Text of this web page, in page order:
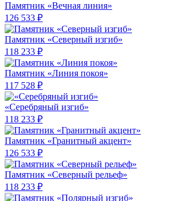
Памятник «Вечная линия»
126 533 ₽
Памятник «Северный изгиб»
118 233 ₽
Памятник «Линия покоя»
117 528 ₽
«Серебряный изгиб»
118 233 ₽
Памятник «Гранитный акцент»
126 533 ₽
Памятник «Северный рельеф»
118 233 ₽